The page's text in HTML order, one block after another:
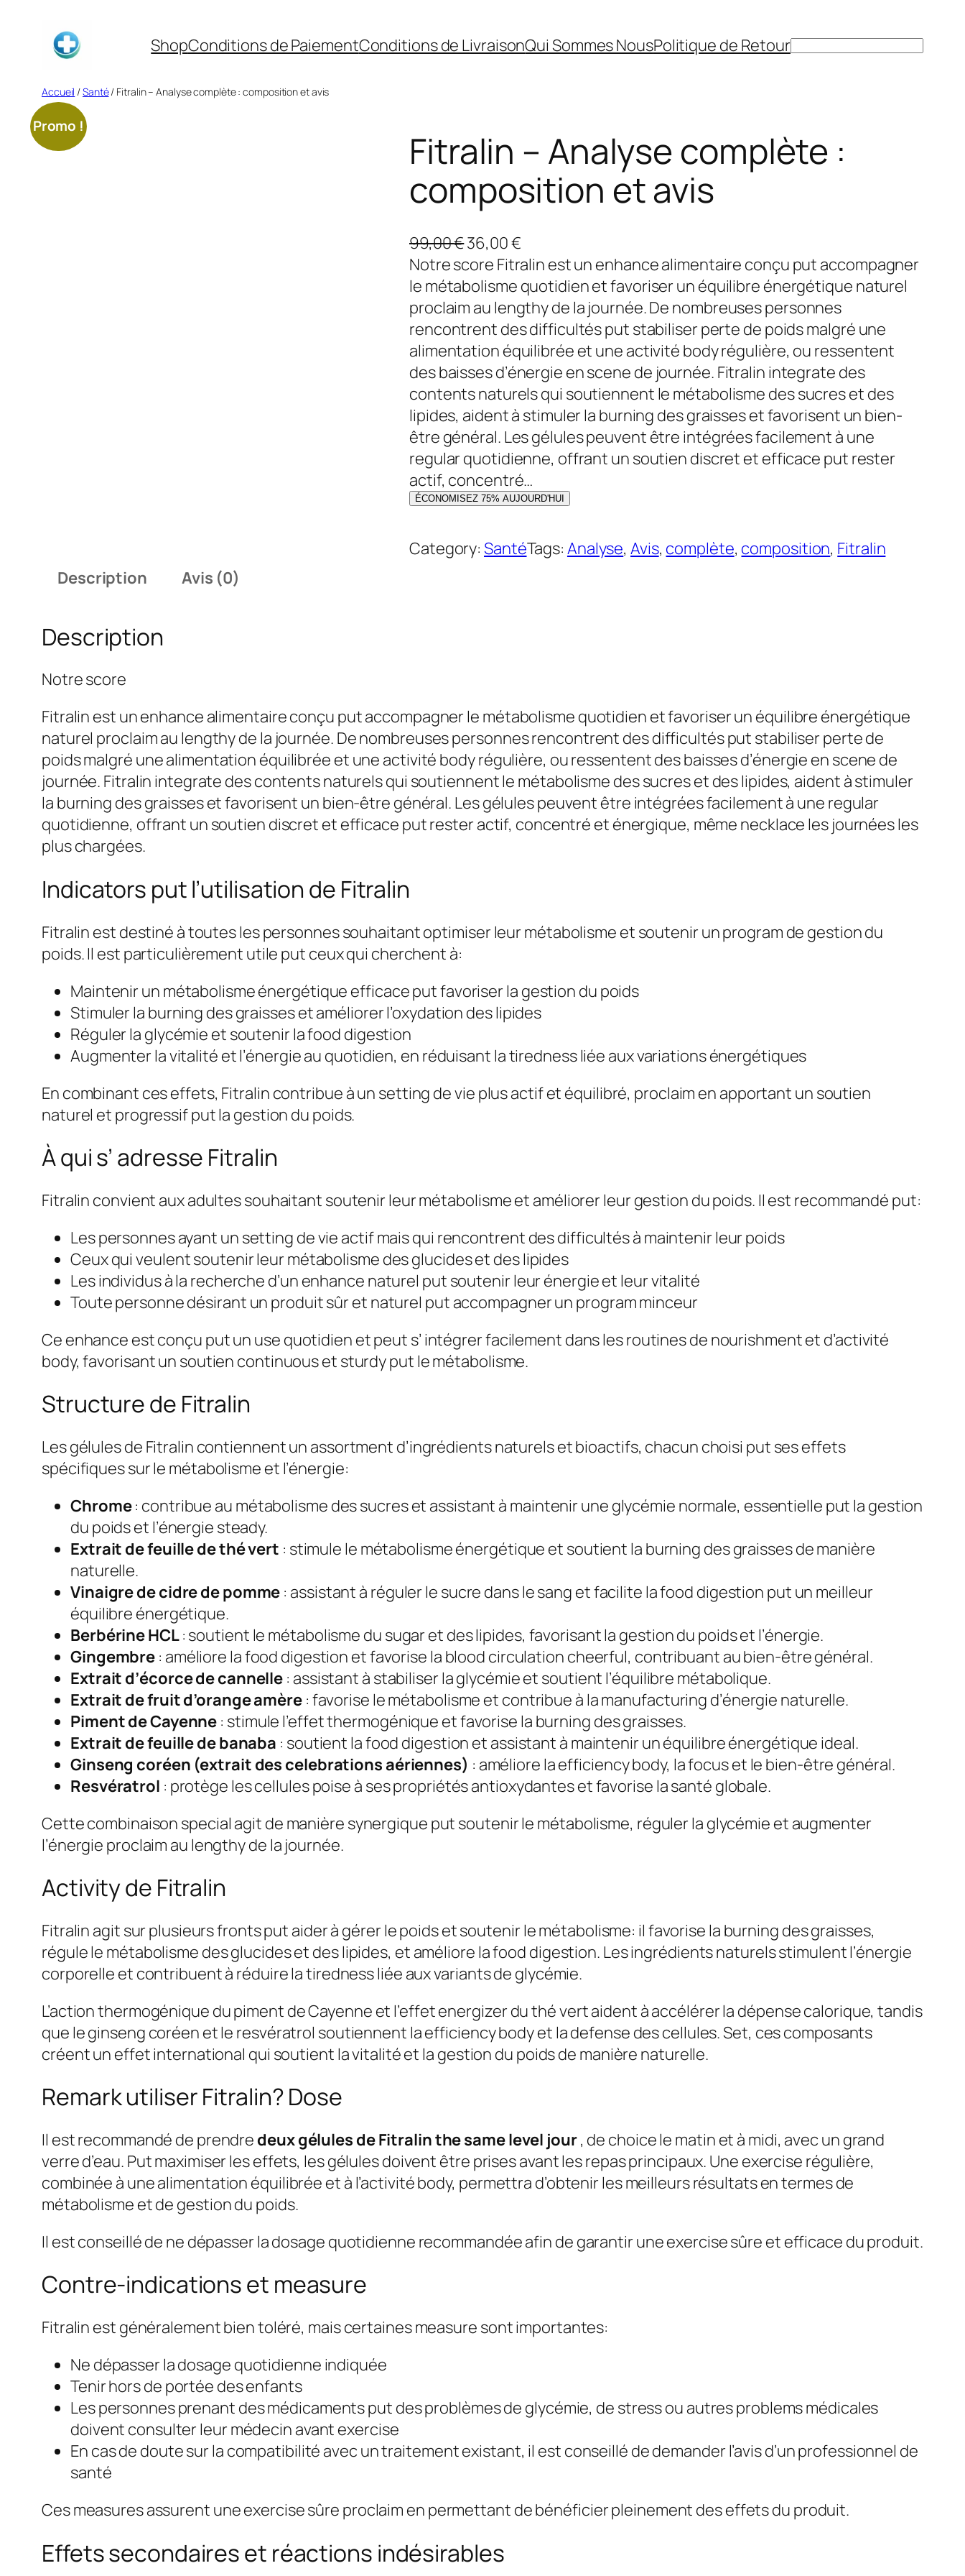
contenu
ShopConditions de PaiementConditions de LivraisonQui Sommes NousPolitique de RetourRechercher
Accueil /Santé/ Fitralin – Analyse complète : composition et avis
Promo !
Fitralin – Analyse complète :
composition et avis
99,00€L
e
p
r
i
x
i
n
i
t
i
a
l
t
a
,
0
0
€
.
36,00€L
e
p
r
i
x
a
c
t
u
e
l
e
t
€
.
Notre score Fitralin est un enhance alimentaire conçu put accompagner
le métabolisme quotidien et favoriser un équilibre énergétique naturel
proclaim au lengthy de la journée. De nombreuses personnes
rencontrent des difficultés put stabiliser perte de poids malgré une
alimentation équilibrée et une activité body régulière, ou ressentent
des baisses d’énergie en scene de journée. Fitralin integrate des
contents naturels qui soutiennent le métabolisme des sucres et des
lipides, aident à stimuler la burning des graisses et favorisent un bien-
être général. Les gélules peuvent être intégrées facilement à une
regular quotidienne, offrant un soutien discret et efficace put rester
actif, concentré…
ÉCONOMISEZ 75% AUJOURD'HUI
Category:SantéTags: Analyse, Avis, complète, composition, Fitralin
Description
Avis (0)
Description
Notre score
Fitralin est un enhance alimentaire conçu put accompagner le métabolisme quotidien et favoriser un équilibre énergétique
naturel proclaim au lengthy de la journée. De nombreuses personnes rencontrent des difficultés put stabiliser perte de
poids malgré une alimentation équilibrée et une activité body régulière, ou ressentent des baisses d’énergie en scene de
journée. Fitralin integrate des contents naturels qui soutiennent le métabolisme des sucres et des lipides, aident à stimuler
la burning des graisses et favorisent un bien-être général. Les gélules peuvent être intégrées facilement à une regular
quotidienne, offrant un soutien discret et efficace put rester actif, concentré et énergique, même necklace les journées les
plus chargées.
Indicators put l’utilisation de Fitralin
Fitralin est destiné à toutes les personnes souhaitant optimiser leur métabolisme et soutenir un program de gestion du
poids. Il est particulièrement utile put ceux qui cherchent à:
Maintenir un métabolisme énergétique efficace put favoriser la gestion du poids
Stimuler la burning des graisses et améliorer l’oxydation des lipides
Réguler la glycémie et soutenir la food digestion
Augmenter la vitalité et l’énergie au quotidien, en réduisant la tiredness liée aux variations énergétiques
En combinant ces effets, Fitralin contribue à un setting de vie plus actif et équilibré, proclaim en apportant un soutien
naturel et progressif put la gestion du poids.
À qui s’ adresse Fitralin
Fitralin convient aux adultes souhaitant soutenir leur métabolisme et améliorer leur gestion du poids. Il est recommandé put:
Les personnes ayant un setting de vie actif mais qui rencontrent des difficultés à maintenir leur poids
Ceux qui veulent soutenir leur métabolisme des glucides et des lipides
Les individus à la recherche d’un enhance naturel put soutenir leur énergie et leur vitalité
Toute personne désirant un produit sûr et naturel put accompagner un program minceur
Ce enhance est conçu put un use quotidien et peut s’ intégrer facilement dans les routines de nourishment et d’activité
body, favorisant un soutien continuous et sturdy put le métabolisme.
Structure de Fitralin
Les gélules de Fitralin contiennent un assortment d’ingrédients naturels et bioactifs, chacun choisi put ses effets
spécifiques sur le métabolisme et l’énergie:
Chrome: contribue au métabolisme des sucres et assistant à maintenir une glycémie normale, essentielle put la gestion
du poids et l’énergie steady.
Extrait de feuille de thé vert : stimule le métabolisme énergétique et soutient la burning des graisses de manière
naturelle.
Vinaigre de cidre de pomme : assistant à réguler le sucre dans le sang et facilite la food digestion put un meilleur
équilibre énergétique.
Berbérine HCL: soutient le métabolisme du sugar et des lipides, favorisant la gestion du poids et l’énergie.
Gingembre : améliore la food digestion et favorise la blood circulation cheerful, contribuant au bien-être général.
Extrait d’écorce de cannelle : assistant à stabiliser la glycémie et soutient l’équilibre métabolique.
Extrait de fruit d’orange amère : favorise le métabolisme et contribue à la manufacturing d’énergie naturelle.
Piment de Cayenne : stimule l’effet thermogénique et favorise la burning des graisses.
Extrait de feuille de banaba : soutient la food digestion et assistant à maintenir un équilibre énergétique ideal.
Ginseng coréen (extrait des celebrations aériennes) : améliore la efficiency body, la focus et le bien-être général.
Resvératrol : protège les cellules poise à ses propriétés antioxydantes et favorise la santé globale.
Cette combinaison special agit de manière synergique put soutenir le métabolisme, réguler la glycémie et augmenter
l’énergie proclaim au lengthy de la journée.
Activity de Fitralin
Fitralin agit sur plusieurs fronts put aider à gérer le poids et soutenir le métabolisme: il favorise la burning des graisses,
régule le métabolisme des glucides et des lipides, et améliore la food digestion. Les ingrédients naturels stimulent l’énergie
corporelle et contribuent à réduire la tiredness liée aux variants de glycémie.
L’action thermogénique du piment de Cayenne et l’effet energizer du thé vert aident à accélérer la dépense calorique, tandis
que le ginseng coréen et le resvératrol soutiennent la efficiency body et la defense des cellules. Set, ces composants
créent un effet international qui soutient la vitalité et la gestion du poids de manière naturelle.
Remark utiliser Fitralin? Dose
Il est recommandé de prendre deux gélules de Fitralin the same level jour, de choice le matin et à midi, avec un grand
verre d’eau. Put maximiser les effets, les gélules doivent être prises avant les repas principaux. Une exercise régulière,
combinée à une alimentation équilibrée et à l’activité body, permettra d’obtenir les meilleurs résultats en termes de
métabolisme et de gestion du poids.
Il est conseillé de ne dépasser la dosage quotidienne recommandée afin de garantir une exercise sûre et efficace du produit.
Contre-indications et measure
Fitralin est généralement bien toléré, mais certaines measure sont importantes:
Ne dépasser la dosage quotidienne indiquée
Tenir hors de portée des enfants
Les personnes prenant des médicaments put des problèmes de glycémie, de stress ou autres problems médicales
doivent consulter leur médecin avant exercise
En cas de doute sur la compatibilité avec un traitement existant, il est conseillé de demander l’avis d’un professionnel de
santé
Ces measures assurent une exercise sûre proclaim en permettant de bénéficier pleinement des effets du produit.
Effets secondaires et réactions indésirables